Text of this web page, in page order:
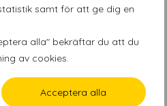
samt för att ge dig en
alla" bekräftar du att du
av cookies.
Acceptera alla